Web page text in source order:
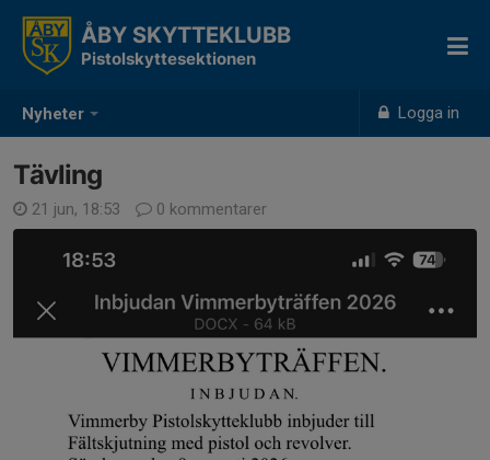
Nyheter Logga in
ÅBY SKYTTEKLUBB
Pistolskyttesektionen
Tävling
21 jun, 18:53 0 kommentarer